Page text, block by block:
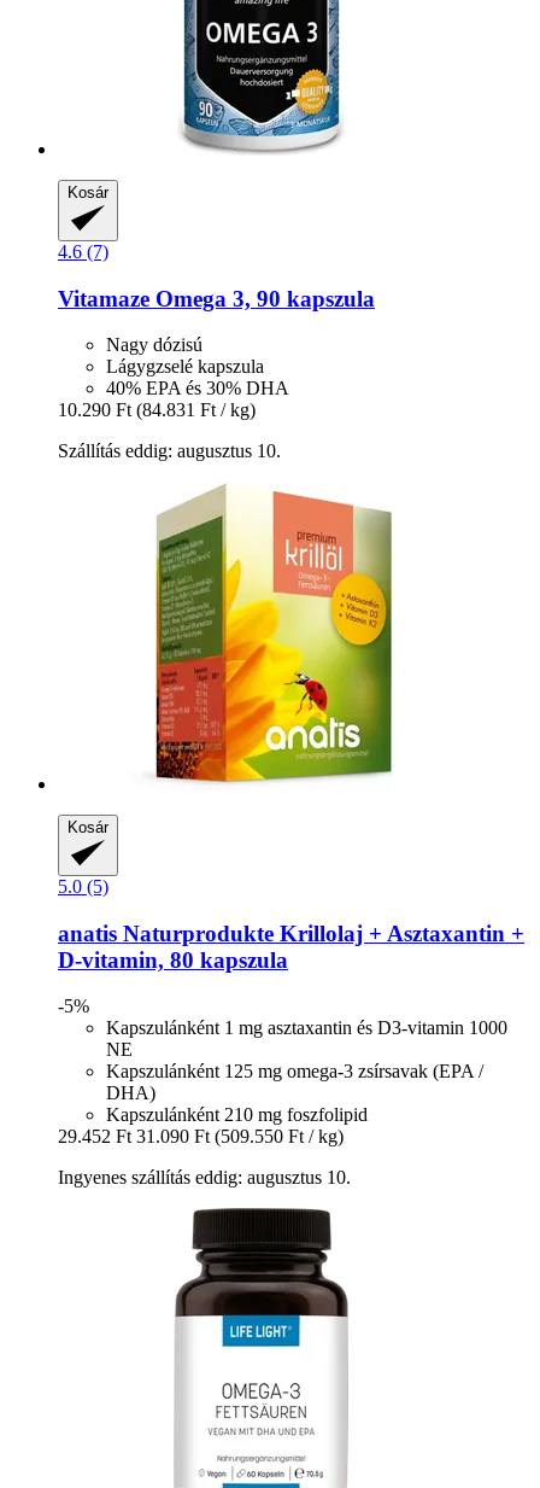
Kosár
4.6 (7)
Vitamaze Omega 3, 90 kapszula
Nagy dózisú
Lágygzselé kapszula
40% EPA és 30% DHA
10.290 Ft (84.831 Ft / kg)
Szállítás eddig: augusztus 10.
Kosár
5.0 (5)
anatis Naturprodukte Krillolaj + Asztaxantin +
D-​vitamin, 80 kapszula
-5%
Kapszulánként 1 mg asztaxantin és D3-vitamin 1000
NE
Kapszulánként 125 mg omega-3 zsírsavak (EPA /
DHA)
Kapszulánként 210 mg foszfolipid
29.452 Ft 31.090 Ft (509.550 Ft / kg)
Ingyenes szállítás eddig: augusztus 10.